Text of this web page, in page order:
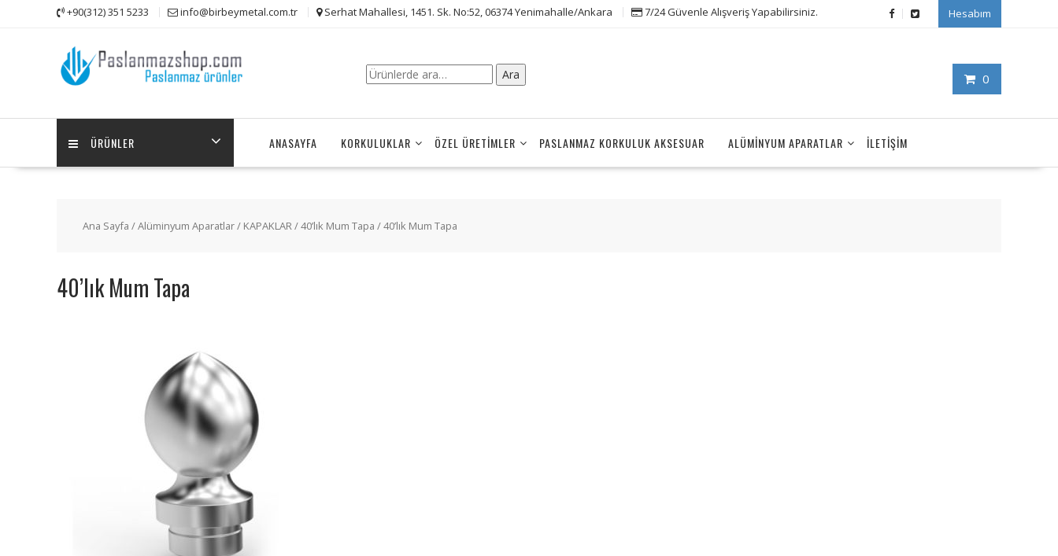
+90(312) 351 5233 info@birbeymetal.com.tr Serhat Mahallesi, 1451. Sk. No:52, 06374 Yenimahalle/Ankara 7/24 Güvenle Alışveriş Yapabilirsiniz. Hesabım
0
Ara: Ara
ÜRÜNLER ANASAYFA KORKULUKLAR ÖZEL ÜRETIMLER PASLANMAZ KORKULUK AKSESUAR ALÜMINYUM APARATLAR İLETIŞIM
Ana Sayfa /Alüminyum Aparatlar/ KAPAKLAR/40’lık Mum Tapa / 40’lık Mum Tapa
40’lık Mum Tapa